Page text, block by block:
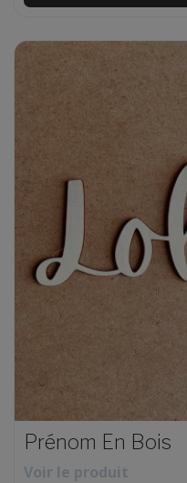
Prénom En Bois
Voir le produit